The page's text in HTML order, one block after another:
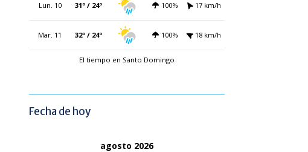
Lun. 10 31º / 24º 100% 17 km/h
Mar. 11 32º / 24º 100% 18 km/h
El tiempo en Santo Domingo
Fecha de hoy
agosto 2026